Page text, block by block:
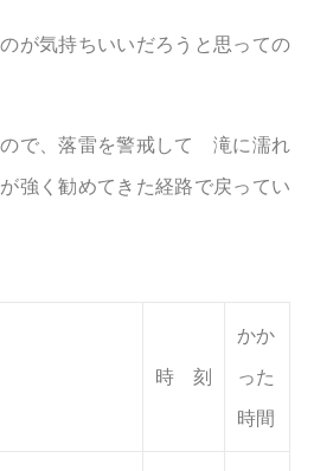
が気持ちいいだろうと思っての
で、落雷を警戒して 滝に濡れ
強く勧めてきた経路で戻ってい
時 刻
かか
った
時間